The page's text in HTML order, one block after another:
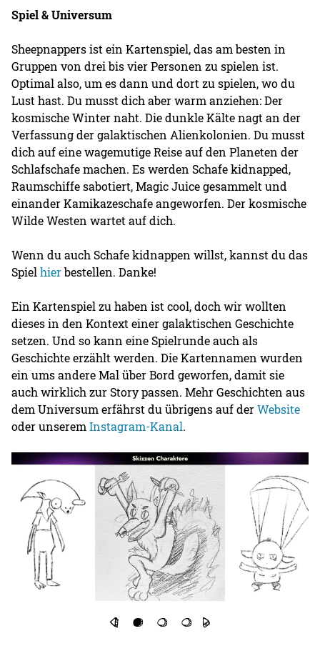
Spiel & Universum
Sheepnappers ist ein Kartenspiel, das am besten in
Gruppen von drei bis vier Personen zu spielen ist.
Optimal also, um es dann und dort zu spielen, wo du
Lust hast. Du musst dich aber warm anziehen: Der
kosmische Winter naht. Die dunkle Kälte nagt an der
Verfassung der galaktischen Alienkolonien. Du musst
dich auf eine wagemutige Reise auf den Planeten der
Schlafschafe machen. Es werden Schafe kidnapped,
Raumschiffe sabotiert, Magic Juice gesammelt und
einander Kamikazeschafe angeworfen. Der kosmische
Wilde Westen wartet auf dich.
Wenn du auch Schafe kidnappen willst, kannst du das
Spielhierbestellen. Danke!
Ein Kartenspiel zu haben ist cool, doch wir wollten
dieses in den Kontext einer galaktischen Geschichte
setzen. Und so kann eine Spielrunde auch als
Geschichte erzählt werden. Die Kartennamen wurden
ein ums andere Mal über Bord geworfen, damit sie
auch wirklich zur Story passen. Mehr Geschichten aus
dem Universum erfährst du übrigens auf derWebsite
oder unseremInstagram-Kanal.